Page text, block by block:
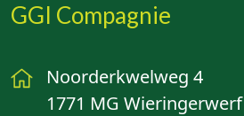
GGI Compagnie
Noorderkwelweg 4
1771 MG Wieringerwerf